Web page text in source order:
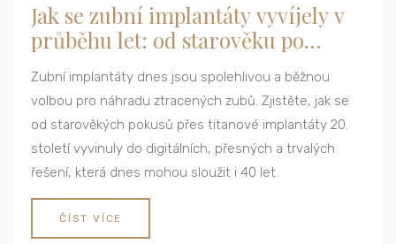
Jak se zubní implantáty vyvíjely v
průběhu let: od starověku po
moderní technologie
Zubní implantáty dnes jsou spolehlivou a běžnou
volbou pro náhradu ztracených zubů. Zjistěte, jak se
od starověkých pokusů přes titanové implantáty 20.
století vyvinuly do digitálních, přesných a trvalých
řešení, která dnes mohou sloužit i 40 let.
ČÍST VÍCE